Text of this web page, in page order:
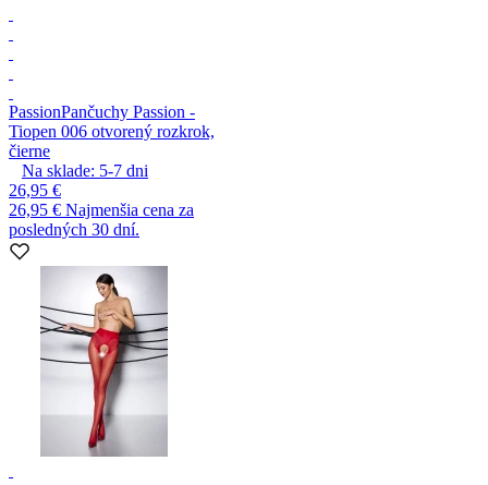
PassionPančuchy Passion -
Tiopen 006 otvorený rozkrok,
čierne
Na sklade: 5-7 dni
26,95 €
26,95 € Najmenšia cena za
posledných 30 dní.